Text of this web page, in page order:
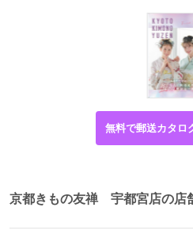
無料で郵送カタロ
京都きもの友禅 宇都宮店の店